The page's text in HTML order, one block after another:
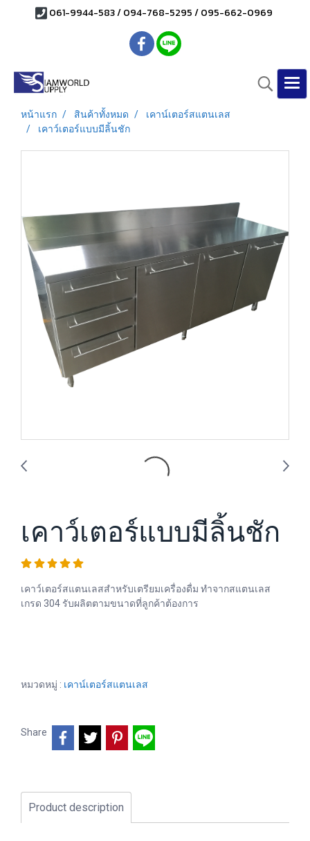
061-9944-583 / 094-768-5295 / 095-662-0969
หน้าแรก สินค้าทั้งหมด
เคาน์เตอร์สแตนเลส
เคาว์เตอร์แบบมีลิ้นชัก
เคาว์เตอร์แบบมีลิ้นชัก
เคาว์เตอร์สแตนเลสสำหรับเตรียมเครื่องดื่ม ทำจากสแตนเลส
เกรด 304 รับผลิตตามขนาดที่ลูกค้าต้องการ
หมวดหมู่ : เคาน์เตอร์สแตนเลส
Share
Product description